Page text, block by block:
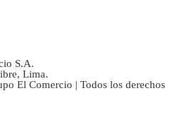
S.A.
Lima.
El Comercio | Todos los derechos